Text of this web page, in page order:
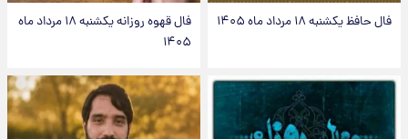
فال حافظ یکشنبه ۱۸ مرداد ماه ۱۴۰۵
فال قهوه روزانه یکشنبه ۱۸ مرداد ماه
۱۴۰۵